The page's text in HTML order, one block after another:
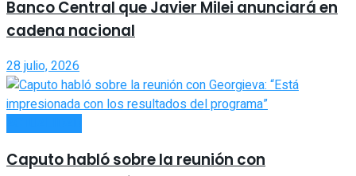
Banco Central que Javier Milei anunciará en
cadena nacional
28 julio, 2026
Caputo habló sobre la reunión con